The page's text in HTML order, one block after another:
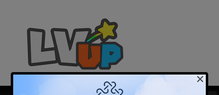
×